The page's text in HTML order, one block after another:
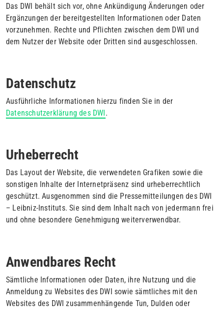
Das DWI behält sich vor, ohne Ankündigung Änderungen oder
Ergänzungen der bereitgestellten Informationen oder Daten
vorzunehmen. Rechte und Pflichten zwischen dem DWI und
dem Nutzer der Website oder Dritten sind ausgeschlossen.
Datenschutz
Ausführliche Informationen hierzu finden Sie in der
Datenschutzerklärung des DWI.
Urheberrecht
Das Layout der Website, die verwendeten Grafiken sowie die
sonstigen Inhalte der Internetpräsenz sind urheberrechtlich
geschützt. Ausgenommen sind die Pressemitteilungen des DWI
– Leibniz-Instituts. Sie sind dem Inhalt nach von jedermann frei
und ohne besondere Genehmigung weiterverwendbar.
Anwendbares Recht
Sämtliche Informationen oder Daten, ihre Nutzung und die
Anmeldung zu Websites des DWI sowie sämtliches mit den
Websites des DWI zusammenhängende Tun, Dulden oder